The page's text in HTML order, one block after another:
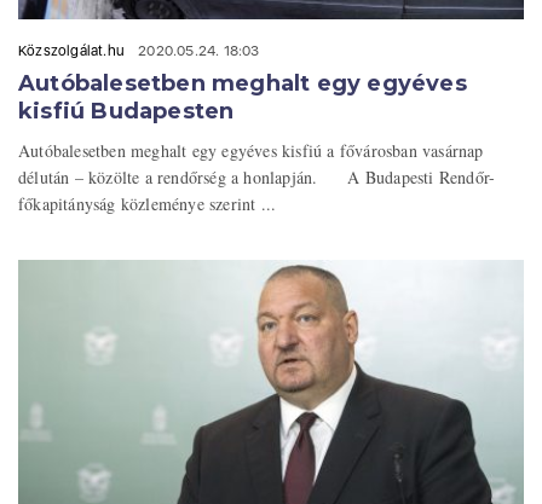
Közszolgálat.hu 2020.05.24. 18:03
Autóbalesetben meghalt egy egyéves
kisfiú Budapesten
Autóbalesetben meghalt egy egyéves kisfiú a fővárosban vasárnap
délután – közölte a rendőrség a honlapján. A Budapesti Rendőr-
főkapitányság közleménye szerint ...